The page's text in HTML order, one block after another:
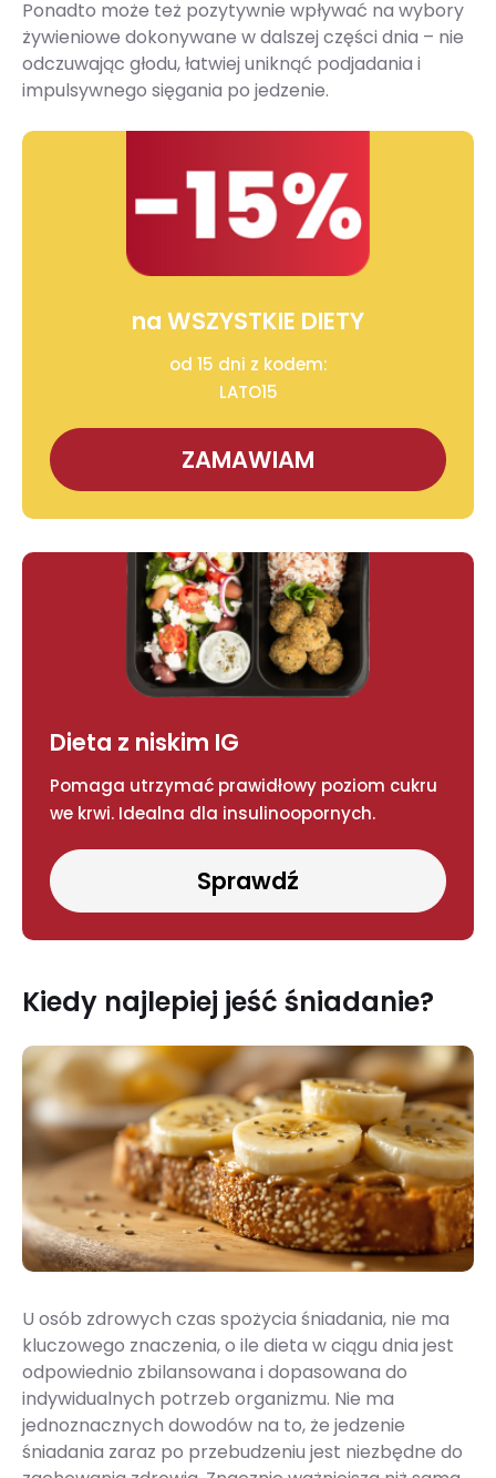
Ponadto może też pozytywnie wpływać na wybory
żywieniowe dokonywane w dalszej części dnia – nie
odczuwając głodu, łatwiej uniknąć podjadania i
impulsywnego sięgania po jedzenie.
na WSZYSTKIE DIETY
od 15 dni z kodem:
LATO15
ZAMAWIAM
Dieta z niskim IG
Pomaga utrzymać prawidłowy poziom cukru
we krwi. Idealna dla insulinoopornych.
Sprawdź
Kiedy najlepiej jeść śniadanie?
U osób zdrowych czas spożycia śniadania, nie ma
kluczowego znaczenia, o ile dieta w ciągu dnia jest
odpowiednio zbilansowana i dopasowana do
indywidualnych potrzeb organizmu. Nie ma
jednoznacznych dowodów na to, że jedzenie
śniadania zaraz po przebudzeniu jest niezbędne do